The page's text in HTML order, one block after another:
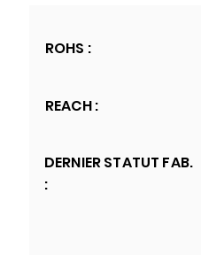
ROHS :
REACH :
DERNIER STATUT FAB.
: